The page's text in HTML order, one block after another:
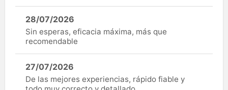
28/07/2026
Sin esperas, eficacia máxima, más que
recomendable
27/07/2026
De las mejores experiencias, rápido fiable y